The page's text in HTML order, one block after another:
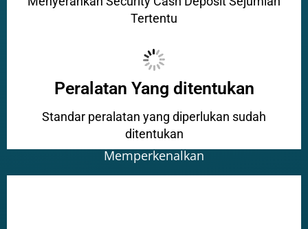
Tertentu
Peralatan Yang ditentukan
Standar peralatan yang diperlukan sudah
ditentukan
Memperkenalkan